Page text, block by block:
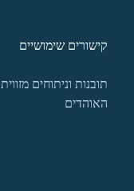
קישורים שימושיים
תובנות וניתוחים מזווית
האוהדים